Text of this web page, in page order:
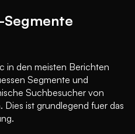
Segmente
in den meisten Berichten
Segmente und
Suchbesucher von
Dies ist grundlegend fuer das